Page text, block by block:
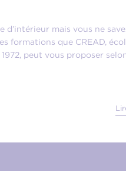
d’intérieur mais vous ne
formations que CREAD,
peut vous proposer